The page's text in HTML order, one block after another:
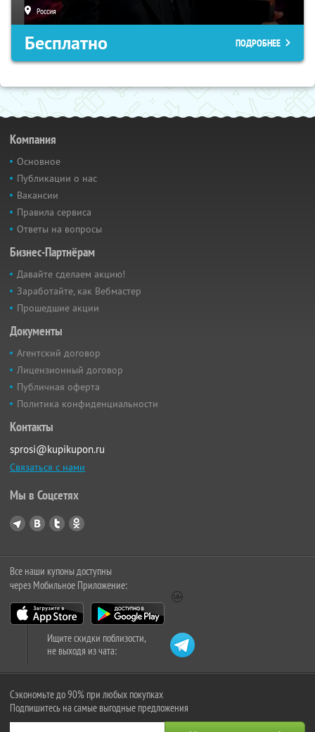
Россия
Бесплатно ПОДРОБНЕЕ
Компания
Основное
Публикации о нас
Вакансии
Правила сервиса
Ответы на вопросы
Бизнес-Партнёрам
Давайте сделаем акцию!
Заработайте, как Вебмастер
Прошедшие акции
Документы
Агентский договор
Лицензионный договор
Публичная оферта
Политика конфиденциальности
Контакты
sprosi@kupikupon.ru
Связаться с нами
Мы в Соцсетях
Все наши купоны доступны
через Мобильное Приложение:
Ищите скидки поблизости,
не выходя из чата:
Сэкономьте до 90% при любых покупках
Подпишитесь на самые выгодные предложения